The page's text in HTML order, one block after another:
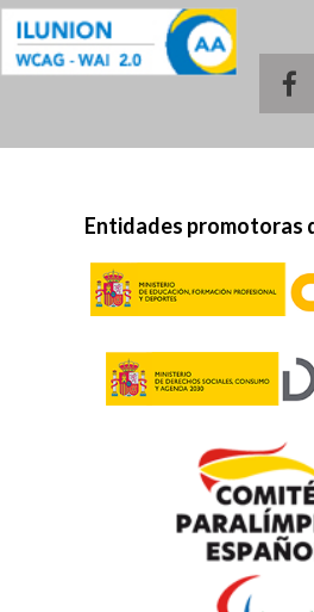
Entidades promotoras